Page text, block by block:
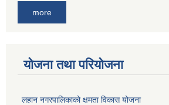
more
योजना तथा परियोजना
लहान नगरपालिकाको क्षमता विकास योजना